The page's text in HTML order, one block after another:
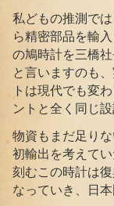
私どもの推測で
ら精密部品を輸
の鳩時計を三橋
と言いますのも
トは現代でも変
ントと全く同じ
物資もまだ足り
初輸出を考えて
刻むこの時計は
なっていき、日